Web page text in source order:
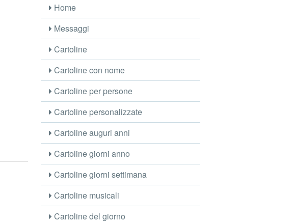
Home
Messaggi
Cartoline
Cartoline con nome
Cartoline per persone
Cartoline personalizzate
Cartoline auguri anni
Cartoline giorni anno
Cartoline giorni settimana
Cartoline musicali
Cartoline del giorno